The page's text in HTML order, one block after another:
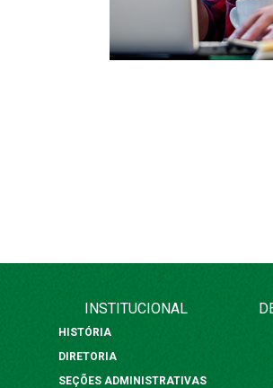
INSTITUCIONAL
HISTÓRIA
DIRETORIA
SEÇÕES ADMINISTRATIVAS